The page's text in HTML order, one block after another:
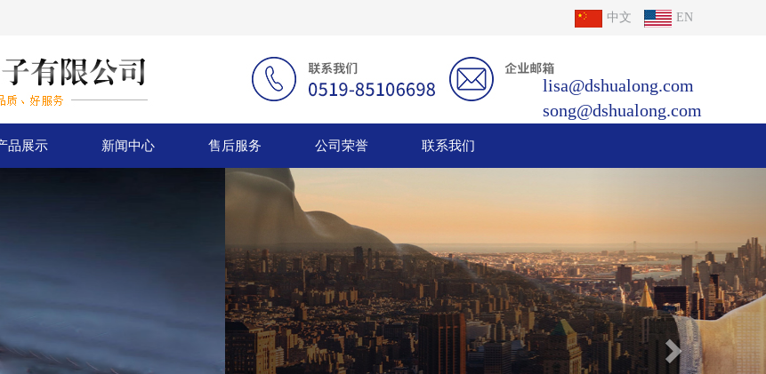
中文 EN
lisa@dshualong.com
song@dshualong.com
品展示 新闻中心 售后服务 公司荣誉 联系我们